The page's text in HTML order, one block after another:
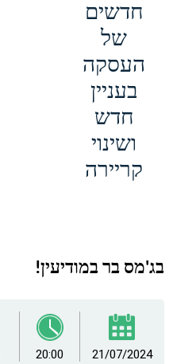
חדשים
של
העסקה
בעניין
חדש
ושינוי
קריירה
בג'מס בר במודיעין!
21/07/2024
20:00